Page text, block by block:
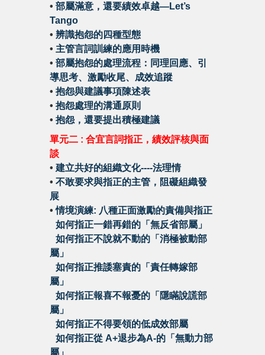
• 部屬滿意，還要績效卓越—Let’s
Tango
• 辨識抱怨的四種型態
• 主管言詞訓練的應用時機
• 部屬抱怨的處理流程：同理回應、引
導思考、激勵收尾、成效追蹤
• 抱怨與建議事項陳述表
• 抱怨處理的溝通原則
• 抱怨，還要提出積極建議
單元二 : 合宜言詞指正，績效評核與面
談
• 建立共好的組織文化----法理情
• 不敢要求與指正的主管，阻礙組織發
展
•情境演練: 八種正面激勵的責備與指正
如何指正一錯再錯的「無反省部屬」
如何指正不說就不動的「消極被動部
屬」
如何指正推諉塞責的「責任轉嫁部
屬」
如何指正報喜不報憂的「隱瞞說謊部
屬」
如何指正不得要領的低成效部屬
如何指正從 A+退步為A-的「無動力部
屬」